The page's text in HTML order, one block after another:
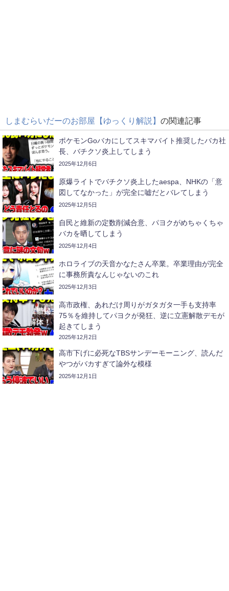
しまむらいだーのお部屋【ゆっくり解説】 の関連記事
ポケモンGoバカにしてスキマバイト推奨したバカ社
長、バチクソ炎上してしまう
2025年12月6日
原爆ライトでバチクソ炎上したaespa、NHKの「意
図してなかった」が完全に嘘だとバレてしまう
2025年12月5日
自民と維新の定数削減合意、パヨクがめちゃくちゃ
バカを晒してしまう
2025年12月4日
ホロライブの天音かなたさん卒業。卒業理由が完全
に事務所責なんじゃないのこれ
2025年12月3日
高市政権、あれだけ周りがガタガタ一手も支持率
75％を維持してパヨクが発狂、逆に立憲解散デモが
起きてしまう
2025年12月2日
高市下げに必死なTBSサンデーモーニング、読んだ
やつがバカすぎて論外な模様
2025年12月1日